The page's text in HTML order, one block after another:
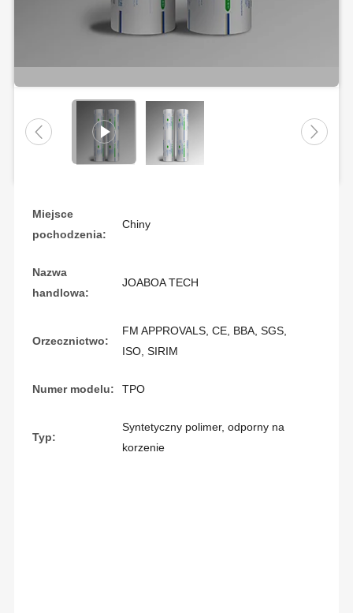
Miejsce
pochodzenia:
Chiny
Nazwa
handlowa:
JOABOA TECH
Orzecznictwo:
FM APPROVALS, CE, BBA, SGS,
ISO, SIRIM
Numer modelu: TPO
Typ:
Syntetyczny polimer, odporny na
korzenie